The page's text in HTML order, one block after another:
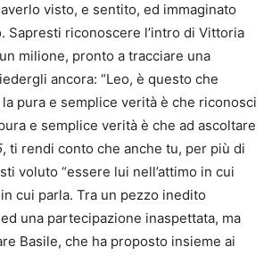
visto, e sentito, ed immaginato
Sapresti riconoscere l’intro di Vittoria
milione, pronto a tracciare una
ancora: “Leo, è questo che
la pura e semplice verità è che riconosci
e semplice verità è che ad ascoltare
, ti rendi conto che anche tu, per più di
voluto “essere lui nell’attimo in cui
in cui parla. Tra un pezzo inedito
una partecipazione inaspettata, ma
Basile, che ha proposto insieme ai